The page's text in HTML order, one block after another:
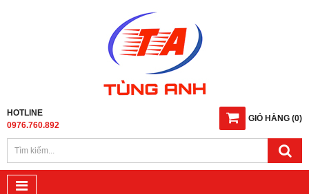
GIỎ HÀNG (0)
HOTLINE
0976.760.892